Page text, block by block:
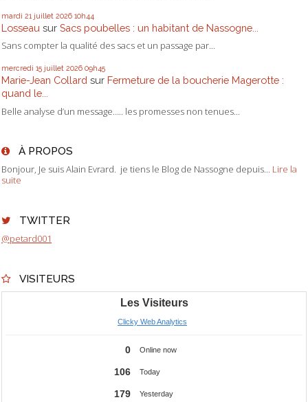
mardi 21 juillet 2026 10h44
Losseau sur Sacs poubelles : un habitant de Nassogne...
Sans compter la qualité des sacs et un passage par...
mercredi 15 juillet 2026 09h45
Marie-Jean Collard sur Fermeture de la boucherie Magerotte :
quand le...
Belle analyse d’un message….. les promesses non tenues...
À PROPOS
Bonjour, Je suis Alain Evrard. je tiens le Blog de Nassogne depuis... Lire la
suite
TWITTER
@petard001
VISITEURS